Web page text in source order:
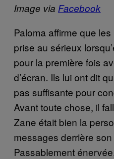
Image via Facebook
Paloma affirme que
prise au sérieux
pour la première fois
d’écran. Ils lui ont dit
pas suffisante pour
Avant toute chose, il
Zane était bien la
messages derrière son
Passablement